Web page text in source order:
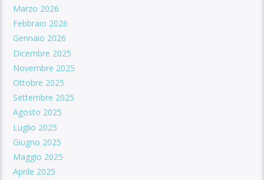
Marzo 2026
Febbraio 2026
Gennaio 2026
Dicembre 2025
Novembre 2025
Ottobre 2025
Settembre 2025
Agosto 2025
Luglio 2025
Giugno 2025
Maggio 2025
Aprile 2025